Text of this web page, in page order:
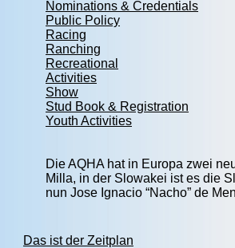
Nominations & Credentials
Public Policy
Racing
Ranching
Recreational
Activities
Show
Stud Book & Registration
Youth Activities
Die AQHA hat in Europa zwei
Milla, in der Slowakei ist es die
nun Jose Ignacio “Nacho” de
Das ist der Zeitplan